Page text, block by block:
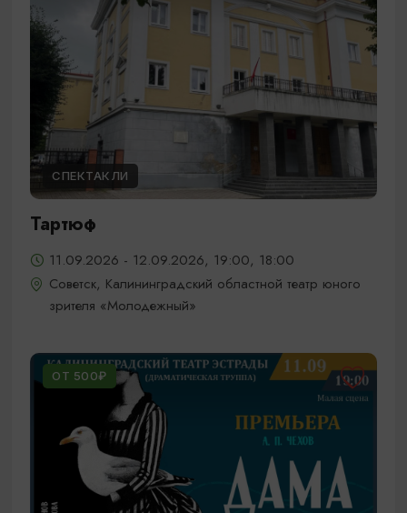
СПЕКТАКЛИ
Тартюф
11.09.2026 - 12.09.2026, 19:00, 18:00
Советск, Калининградский областной театр юного
зрителя «Молодежный»
ОТ 500₽